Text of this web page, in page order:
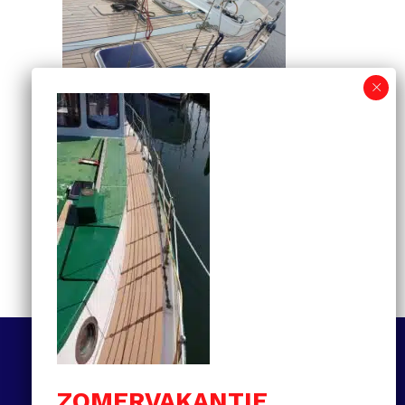
Informatiegids voor
kunststof teakdekken:
van selectie tot
onderhoud en prijzen
MEER LEZEN
Volg ons